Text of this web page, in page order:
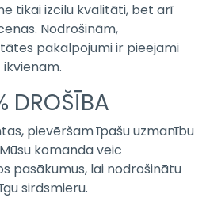
tikai izcilu kvalitāti, bet arī
Nodrošinām,
pakalpojumi ir pieejami
ikvienam.
DROŠĪBA
pievēršam īpašu uzmanību
komanda veic
pasākumus, lai nodrošinātu
sirdsmieru.